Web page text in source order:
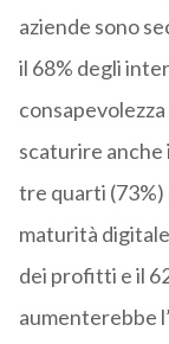
aziende sono
il 68% degli
scaturire
tre quarti
maturità
dei profitti e il
aumenterebbe